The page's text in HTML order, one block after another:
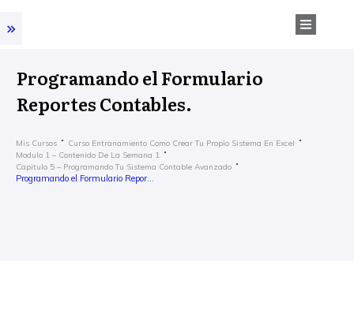
Programando el Formulario
Reportes Contables.
Mis Cursos
Curso Entranamiento Como Crear Tu Propio Sistema En Excel
Modulo 1 – Contenido De La Semana 1
Capitulo 5 – Programando Tu Sistema Contable Avanzado
Programando el Formulario Reportes Contables.